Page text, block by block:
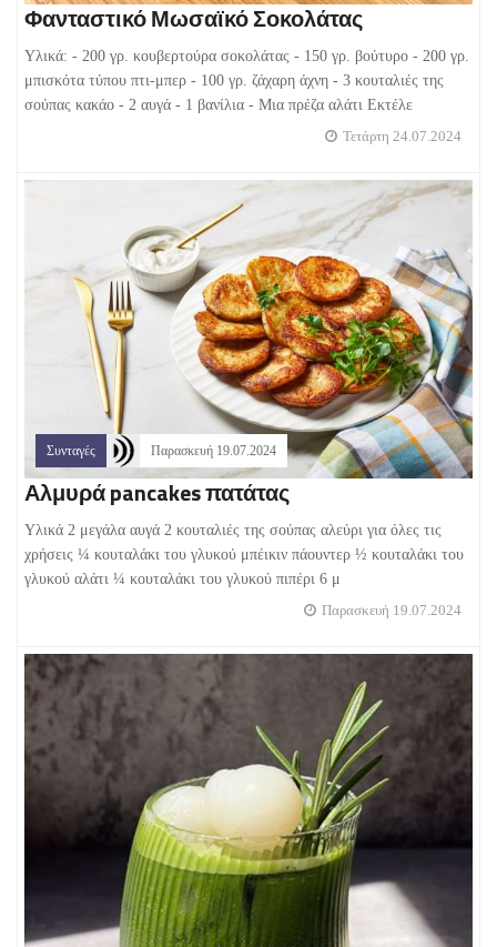
Φανταστικό Μωσαϊκό Σοκολάτας
Υλικά: - 200 γρ. κουβερτούρα σοκολάτας - 150 γρ. βούτυρο - 200 γρ.
μπισκότα τύπου πτι-μπερ - 100 γρ. ζάχαρη άχνη - 3 κουταλιές της
σούπας κακάο - 2 αυγά - 1 βανίλια - Μια πρέζα αλάτι Εκτέλε
Τετάρτη 24.07.2024
Συνταγές Παρασκευή 19.07.2024
Αλμυρά pancakes πατάτας
Υλικά 2 μεγάλα αυγά 2 κουταλιές της σούπας αλεύρι για όλες τις
χρήσεις ¼ κουταλάκι του γλυκού μπέικιν πάουντερ ½ κουταλάκι του
γλυκού αλάτι ¼ κουταλάκι του γλυκού πιπέρι 6 μ
Παρασκευή 19.07.2024